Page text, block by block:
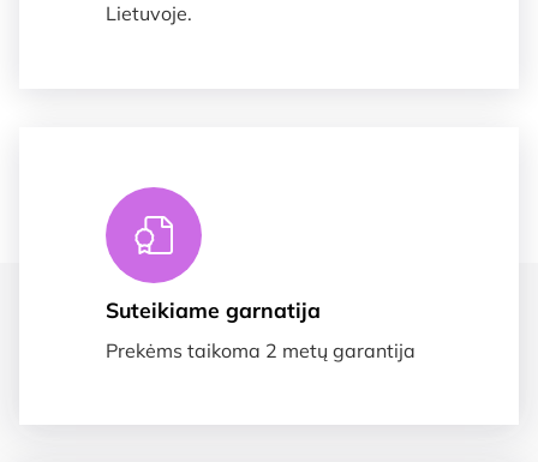
Lietuvoje.
Suteikiame garnatija
Prekėms taikoma 2 metų garantija